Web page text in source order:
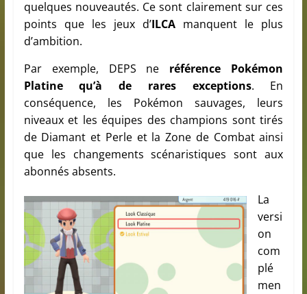
quelques nouveautés. Ce sont clairement sur ces
points que les jeux d’ILCA manquent le plus
d’ambition.
Par exemple, DEPS ne référence Pokémon
Platine qu’à de rares exceptions. En
conséquence, les Pokémon sauvages, leurs
niveaux et les équipes des champions sont tirés
de Diamant et Perle et la Zone de Combat ainsi
que les changements scénaristiques sont aux
abonnés absents.
La
versi
on
com
plé
men